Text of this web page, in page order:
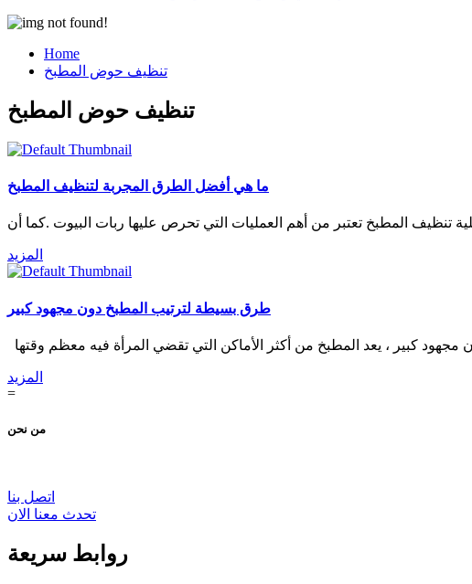
Home
تنظيف حوض المطبخ
تنظيف حوض المطبخ
ما هي أفضل الطرق المجربة لتنظيف المطبخ
المزيد
طرق بسيطة لترتيب المطبخ دون مجهود كبير
المزيد
=
من نحن
اتصل بنا
تحدث معنا الان
روابط سريعة